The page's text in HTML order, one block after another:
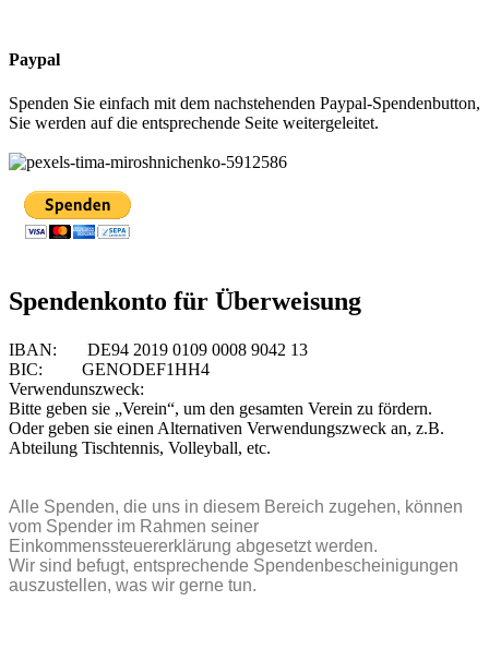
Paypal
Spenden Sie einfach mit dem nachstehenden Paypal-Spendenbutton,
Sie werden auf die entsprechende Seite weitergeleitet.
Spendenkonto für Überweisung
IBAN: DE94 2019 0109 0008 9042 13
BIC: GENODEF1HH4
Verwendunszweck:
Bitte geben sie „Verein“, um den gesamten Verein zu fördern.
Oder geben sie einen Alternativen Verwendungszweck an, z.B.
Abteilung Tischtennis, Volleyball, etc.
Alle Spenden, die uns in diesem Bereich zugehen, können
vom Spender im Rahmen seiner
Einkommenssteuererklärung abgesetzt werden.
Wir sind befugt, entsprechende Spendenbescheinigungen
auszustellen, was wir gerne tun.